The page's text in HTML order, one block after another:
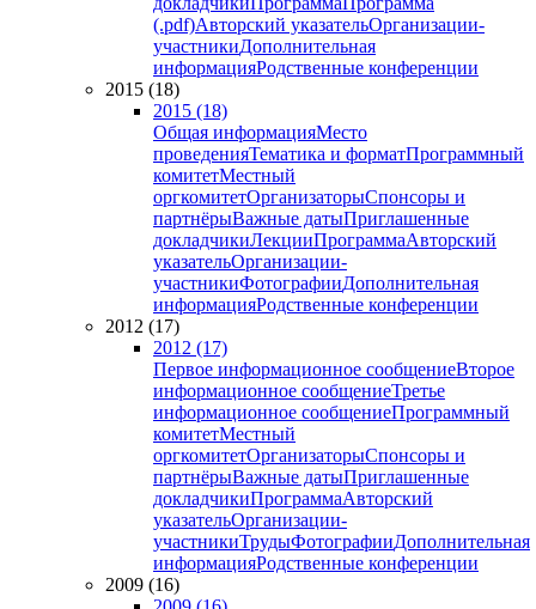
(.pdf)Авторский указательОрганизации-
участникиДополнительная
информацияРодственные конференции
2015 (18)
2015 (18)
Общая информацияМесто
проведенияТематика и форматПрограммный
комитетМестный
оргкомитетОрганизаторыСпонсоры и
партнёрыВажные датыПриглашенные
докладчикиЛекцииПрограммаАвторский
указательОрганизации-
участникиФотографииДополнительная
информацияРодственные конференции
2012 (17)
2012 (17)
Первое информационное сообщениеВторое
информационное сообщениеТретье
информационное сообщениеПрограммный
комитетМестный
оргкомитетОрганизаторыСпонсоры и
партнёрыВажные датыПриглашенные
докладчикиПрограммаАвторский
указательОрганизации-
участникиТрудыФотографииДополнительная
информацияРодственные конференции
2009 (16)